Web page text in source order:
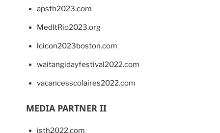
apsth2023.com
MedItRio2023.org
lcicon2023boston.com
waitangidayfestival2022.com
vacancesscolaires2022.com
MEDIA PARTNER II
isth2022.com